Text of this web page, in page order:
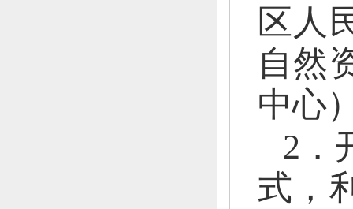
区人
自然
中心
2．
式，